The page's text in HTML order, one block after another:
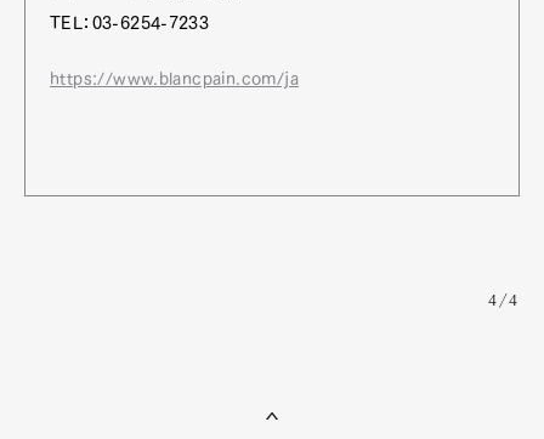
TEL：03-6254-7233
https://www.blancpain.com/ja
4/4